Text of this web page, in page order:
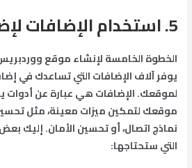
5. استخدام الإضافات
الخطوة الخامسة لإنشاء موقع
يوفر آلاف الإضافات التي تساعدك في
لموقعك. الإضافات هي عبارة عن أدوات
موقعك لتمكين ميزات معينة، مثل
نماذج اتصال، أو تحسين الأمان. إليك
التي ستحتاجها: